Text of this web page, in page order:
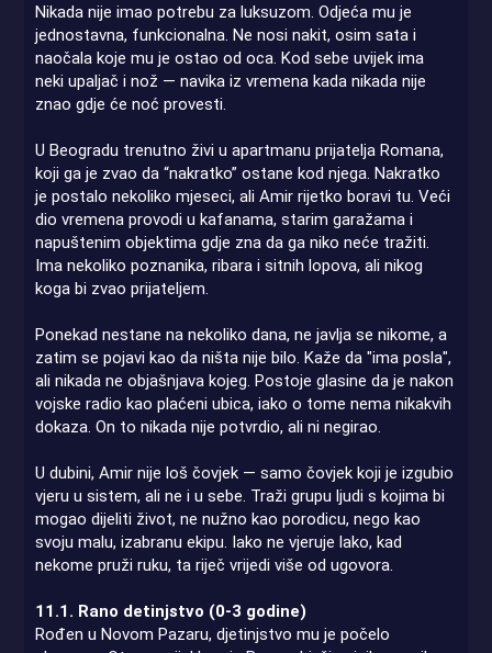
Nikada nije imao potrebu za luksuzom. Odjeća mu je
jednostavna, funkcionalna. Ne nosi nakit, osim sata i
naočala koje mu je ostao od oca. Kod sebe uvijek ima
neki upaljač i nož — navika iz vremena kada nikada nije
znao gdje će noć provesti.
U Beogradu trenutno živi u apartmanu prijatelja Romana,
koji ga je zvao da “nakratko” ostane kod njega. Nakratko
je postalo nekoliko mjeseci, ali Amir rijetko boravi tu. Veći
dio vremena provodi u kafanama, starim garažama i
napuštenim objektima gdje zna da ga niko neće tražiti.
Ima nekoliko poznanika, ribara i sitnih lopova, ali nikog
koga bi zvao prijateljem.
Ponekad nestane na nekoliko dana, ne javlja se nikome, a
zatim se pojavi kao da ništa nije bilo. Kaže da "ima posla",
ali nikada ne objašnjava kojeg. Postoje glasine da je nakon
vojske radio kao plaćeni ubica, iako o tome nema nikakvih
dokaza. On to nikada nije potvrdio, ali ni negirao.
U dubini, Amir nije loš čovjek — samo čovjek koji je izgubio
vjeru u sistem, ali ne i u sebe. Traži grupu ljudi s kojima bi
mogao dijeliti život, ne nužno kao porodicu, nego kao
svoju malu, izabranu ekipu. Iako ne vjeruje lako, kad
nekome pruži ruku, ta riječ vrijedi više od ugovora.
11.1. Rano detinjstvo (0-3 godine)
Rođen u Novom Pazaru, djetinjstvo mu je počelo